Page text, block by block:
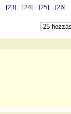
[23] [24] [25] [26]